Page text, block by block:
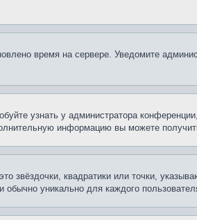
время на сервере. Уведомите
узнать у администратора
информацию вы можете
звёздочки, квадратики или точки,
уникально для каждого